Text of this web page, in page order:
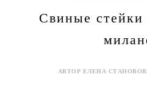
Свиные
АВТОР ЕЛЕНА